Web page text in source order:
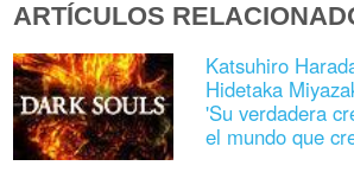
ARTÍCULOS
Katsuhiro
Hidetaka
'Su verdadera
el mundo que